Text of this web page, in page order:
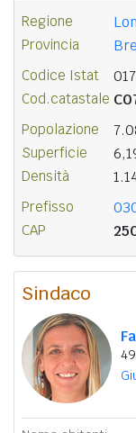
Regione
Provincia
Codice Istat
Cod.catastale
Popolazione
Superficie
Densità
Prefisso
CAP
Sindaco